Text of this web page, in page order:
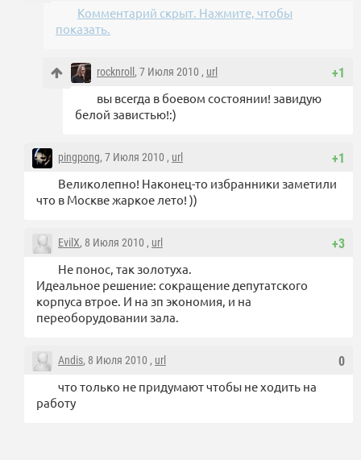
Комментарий скрыт. Нажмите, чтобы
показать.
+1
rocknroll , 7 Июля 2010 , url
вы всегда в боевом состоянии! завидую
белой завистью!:)
+1
pingpong, 7 Июля 2010 , url
Великолепно! Наконец-то избранники заметили
что в Москве жаркое лето! ))
+3
EvilX, 8 Июля 2010 , url
Не понос, так золотуха.
Идеальное решение: сокращение депутатского
корпуса втрое. И на зп экономия, и на
переоборудовании зала.
0
Andis, 8 Июля 2010 , url
что только не придумают чтобы не ходить на
работу